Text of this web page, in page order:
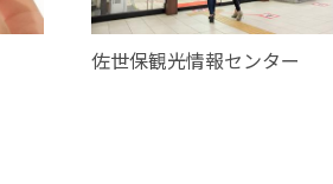
佐世保観光情報センター